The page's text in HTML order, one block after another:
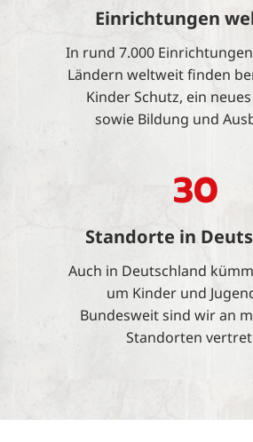
Einrichtungen
In rund 7.000
Ländern weltweit finden
Kinder Schutz, ein
sowie Bildung und
30
Standorte in
Auch in Deutschland
um Kinder und
Bundesweit sind wir an
Standorten